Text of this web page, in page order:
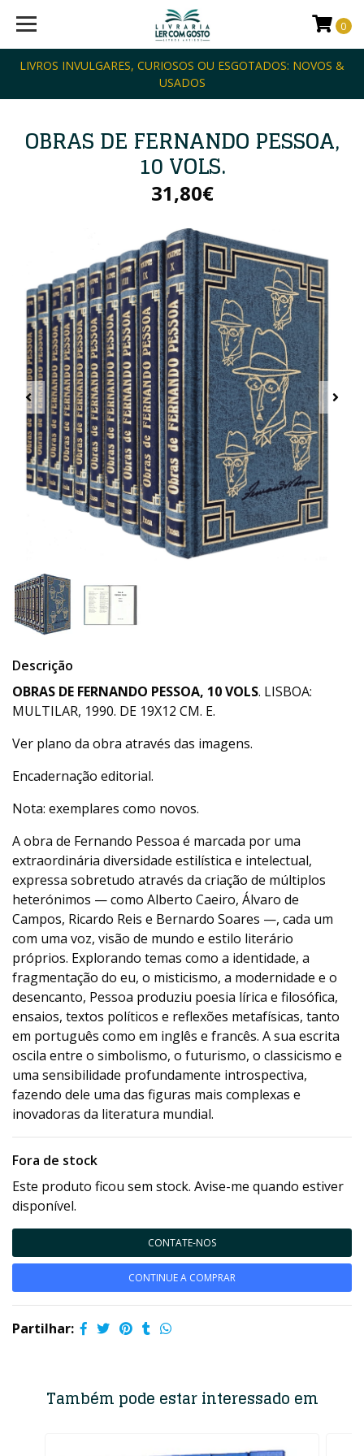
LIVROS INVULGARES, CURIOSOS OU ESGOTADOS: NOVOS &
USADOS
0
OBRAS DE FERNANDO PESSOA,
10 VOLS.
31,80€
Descrição
OBRAS DE FERNANDO PESSOA, 10 VOLS. LISBOA:
MULTILAR, 1990. DE 19X12 CM. E.
Ver plano da obra através das imagens.
Encadernação editorial.
Nota: exemplares como novos.
A obra de Fernando Pessoa é marcada por uma
extraordinária diversidade estilística e intelectual,
expressa sobretudo através da criação de múltiplos
heterónimos — como Alberto Caeiro, Álvaro de
Campos, Ricardo Reis e Bernardo Soares —, cada um
com uma voz, visão de mundo e estilo literário
próprios. Explorando temas como a identidade, a
fragmentação do eu, o misticismo, a modernidade e o
desencanto, Pessoa produziu poesia lírica e filosófica,
ensaios, textos políticos e reflexões metafísicas, tanto
em português como em inglês e francês. A sua escrita
oscila entre o simbolismo, o futurismo, o classicismo e
uma sensibilidade profundamente introspectiva,
fazendo dele uma das figuras mais complexas e
inovadoras da literatura mundial.
Fora de stock
Este produto ficou sem stock. Avise-me quando estiver
disponível.
CONTATE-NOS
CONTINUE A COMPRAR
Partilhar:
Também pode estar interessado em